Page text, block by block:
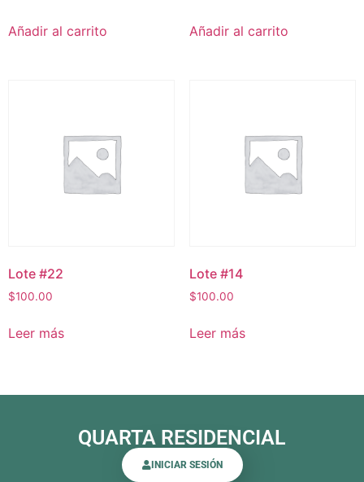
Añadir al carrito Añadir al carrito
Lote #22
$100.00
Leer más
Lote #14
$100.00
Leer más
QUARTA RESIDENCIAL
INICIAR SESIÓN